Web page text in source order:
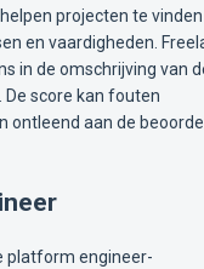
projecten te
en vaardigheden.
in de omschrijving van
score kan fouten
ontleend aan de
platform engineer-